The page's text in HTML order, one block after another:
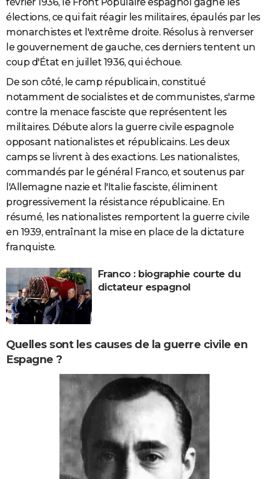
élections, ce qui fait réagir les militaires, épaulés par les
monarchistes et l'extrême droite. Résolus à renverser
le gouvernement de gauche, ces derniers tentent un
coup d'État en juillet 1936, qui échoue.
De son côté, le camp républicain, constitué
notamment de socialistes et de communistes, s'arme
contre la menace fasciste que représentent les
militaires. Débute alors la guerre civile espagnole
opposant nationalistes et républicains. Les deux
camps se livrent à des exactions. Les nationalistes,
commandés par le général Franco, et soutenus par
l'Allemagne nazie et l'Italie fasciste, éliminent
progressivement la résistance républicaine. En
résumé, les nationalistes remportent la guerre civile
en 1939, entraînant la mise en place de la dictature
franquiste.
Franco : biographie courte du
dictateur espagnol
Quelles sont les causes de la guerre civile en
Espagne ?